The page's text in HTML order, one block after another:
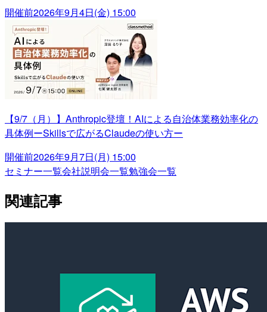
開催前2026年9月4日(金) 15:00
【9/7（月）】Anthropic登壇！AIによる自治体業務効率化の
具体例ーSkillsで広がるClaudeの使い方ー
開催前2026年9月7日(月) 15:00
セミナー一覧会社説明会一覧勉強会一覧
関連記事